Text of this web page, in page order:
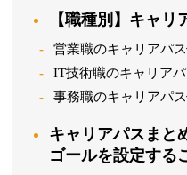
【職種別】キャリ
営業職のキャリアパス
IT技術職のキャリアパ
事務職のキャリアパス
キャリアパスまと
ゴールを設定する